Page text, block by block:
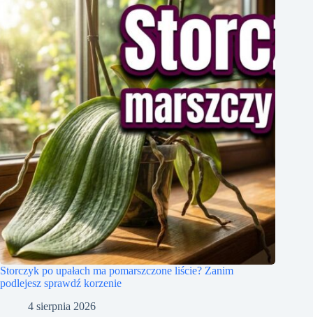
Storczyk po upałach ma pomarszczone liście? Zanim
podlejesz sprawdź korzenie
4 sierpnia 2026